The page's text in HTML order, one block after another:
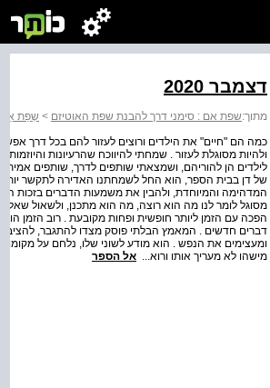
דצמבר 2020
מתוך:שפת אם : סימני דרך להבנת שפת האוטיזם > שְפַת
כמה הם "חיים" את הילדים ורוצים לעזור להם בכל דרך
ולהיות מסוגלת לעזור . שמחתי להיווכח שהרעיונות
לילדים הן להוריהם, ושמצאתי שותפים לדרך, שותפים
של דן בבית הספר, הוא החל לשמחתנו האדירה לתקשר
המדהימה והמיוחדת, ולהבין את משמעות הדברים בזכות
מסוגל לומר לנו מה הוא רוצה, מה הוא מתכנן, ולשאול
הפכה עם הזמן ליותר חופשית ופחות מקובעת . רוב הזמן הוא
דברים חדשים . המאמץ הבלתי פוסק מצדו להתגבר, להציב
ומעצימים את הנפש . הוא מודע לשוני שלו, נלחם על
מישהו לא מעריך אותו ורוא... אל הספר